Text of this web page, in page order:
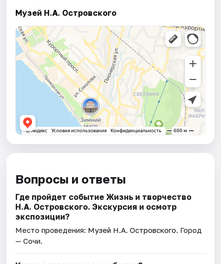
Музей Н.А. Островского
Вопросы и ответы
Где пройдет событие Жизнь и творчество
Н.А. Островского. Экскурсия и осмотр
экспозиции?
Место проведения: Музей Н.А. Островского. Город
— Сочи.